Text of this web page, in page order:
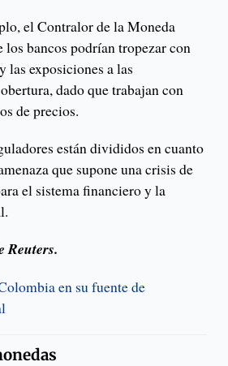
el Contralor de la Moneda
bancos podrían tropezar con
las exposiciones a las
dado que trabajan con
de precios.
están divididos en cuanto
que supone una crisis de
el sistema financiero y la
Reuters.
en su fuente de